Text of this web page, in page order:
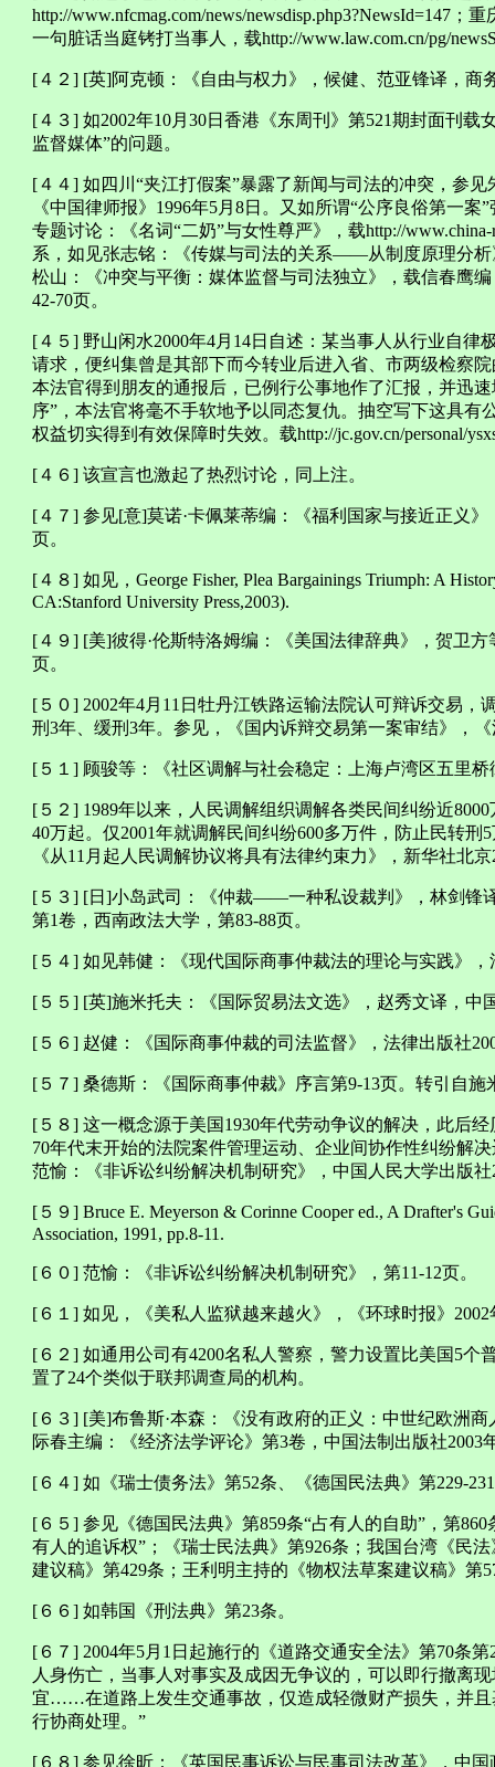
http://www.nfcmag.com/news/newsdisp.php3?NewsId=147
一句脏话当庭铐打当事人，载http://www.law.com.cn/pg/
[４２] [英]阿克顿：《自由与权力》，候健、范亚锋译，商
[４３] 如2002年10月30日香港《东周刊》第521期封面刊
监督媒体”的问题。
[４４] 如四川“夹江打假案”暴露了新闻与司法的冲突，参
《中国律师报》1996年5月8日。又如所谓“公序良俗第一
专题讨论：《名词“二奶”与女性尊严》，载http://
系，如见张志铭：《传媒与司法的关系——从制度原理分析
松山：《冲突与平衡：媒体监督与司法独立》，载信春鹰
42-70页。
[４５] 野山闲水2000年4月14日自述：某当事人从行业自
请求，便纠集曾是其部下而今转业后进入省、市两级检察
本法官得到朋友的通报后，已例行公事地作了汇报，并迅
序”，本法官将毫不手软地予以同态复仇。抽空写下这具
权益切实得到有效保障时失效。载http://jc.gov.cn/personal/
[４６] 该宣言也激起了热烈讨论，同上注。
[４７] 参见[意]莫诺·卡佩莱蒂编：《福利国家与接近正义
页。
[４８] 如见，George Fisher, Plea Bargainings Triumph: A
CA:Stanford University Press,2003).
[４９] [美]彼得·伦斯特洛姆编：《美国法律辞典》，贺卫
页。
[５０] 2002年4月11日牡丹江铁路运输法院认可辩诉交易，
刑3年、缓刑3年。参见，《国内诉辩交易第一案审结》，
[５１] 顾骏等：《社区调解与社会稳定：上海卢湾区五里
[５２] 1989年以来，人民调解组织调解各类民间纠纷近
40万起。仅2001年就调解民间纠纷600多万件，防止民转
《从11月起人民调解协议将具有法律约束力》，新华社北
[５３] [日]小岛武司：《仲裁——一种私设裁判》，林剑锋
第1卷，西南政法大学，第83-88页。
[５４] 如见韩健：《现代国际商事仲裁法的理论与实践》
[５５] [英]施米托夫：《国际贸易法文选》，赵秀文译，中
[５６] 赵健：《国际商事仲裁的司法监督》，法律出版社
[５７] 桑德斯：《国际商事仲裁》序言第9-13页。转引自
[５８] 这一概念源于美国1930年代劳动争议的解决，此后
70年代末开始的法院案件管理运动、企业间协作性纠纷解
范愉：《非诉讼纠纷解决机制研究》，中国人民大学出版社
[５９] Bruce E. Meyerson & Corinne Cooper ed., A Drafter's
Association, 1991, pp.8-11.
[６０] 范愉：《非诉讼纠纷解决机制研究》，第11-12页。
[６１] 如见，《美私人监狱越来越火》，《环球时报》2002
[６２] 如通用公司有4200名私人警察，警力设置比美国5个
置了24个类似于联邦调查局的机构。
[６３] [美]布鲁斯·本森：《没有政府的正义：中世纪欧洲
际春主编：《经济法学评论》第3卷，中国法制出版社2003
[６４] 如《瑞士债务法》第52条、《德国民法典》第229-
[６５] 参见《德国民法典》第859条“占有人的自助”，第
有人的追诉权”；《瑞士民法典》第926条；我国台湾《民
建议稿》第429条；王利明主持的《物权法草案建议稿》第
[６６] 如韩国《刑法典》第23条。
[６７] 2004年5月1日起施行的《道路交通安全法》第70条
人身伤亡，当事人对事实及成因无争议的，可以即行撤离
宜……在道路上发生交通事故，仅造成轻微财产损失，并
行协商处理。”
[６８] 参见徐昕：《英国民事诉讼与民事司法改革》，中国